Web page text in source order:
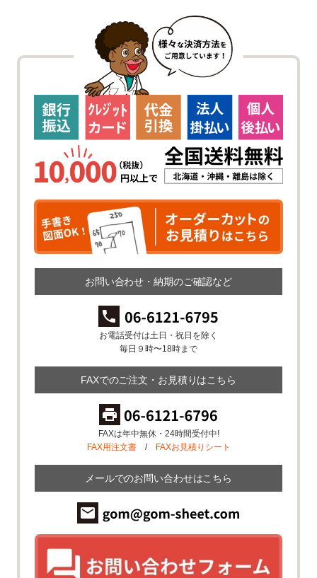
お問い合わせ・納期のご確認など
お電話受付は土日・祝日を除く
毎日９時〜18時まで
FAXでのご注文・お見積りはこちら
FAXは年中無休・24時間受付中!
FAX用注文書/ FAXお見積りシート
メールでのお問い合わせはこちら